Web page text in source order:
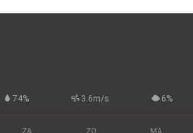
74% 3.6m/s 6%